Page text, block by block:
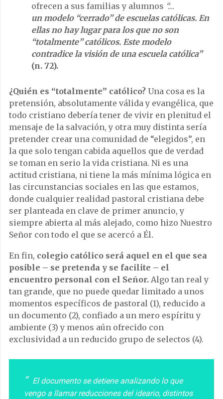
ofrecen a sus familias y alumnos “…
un modelo “cerrado” de escuelas católicas. En
ellas no hay lugar para los que no son
“totalmente” católicos. Este modelo
contradice la visión de una escuela católica”
(n. 72).
¿Quién es “totalmente” católico? Una cosa es la
pretensión, absolutamente válida y evangélica, que
todo cristiano debería tener de vivir en plenitud el
mensaje de la salvación, y otra muy distinta sería
pretender crear una comunidad de “elegidos”, en
la que solo tengan cabida aquellos que de verdad
se toman en serio la vida cristiana. Ni es una
actitud cristiana, ni tiene la más mínima lógica en
las circunstancias sociales en las que estamos,
donde cualquier realidad pastoral cristiana debe
ser planteada en clave de primer anuncio, y
siempre abierta al más alejado, como hizo Nuestro
Señor con todo el que se acercó a Él.
En fin, colegio católico será aquel en el que sea
posible – se pretenda y se facilite – el
encuentro personal con el Señor. Algo tan real y
tan grande, que no puede quedar limitado a unos
momentos específicos de pastoral (1), reducido a
un documento (2), confiado a un mero espíritu y
ambiente (3) y menos aún ofrecido con
exclusividad a un reducido grupo de selectos (4).
El documento se detiene analizando lo que
vengo a llamar reducciones del ideario, distintos